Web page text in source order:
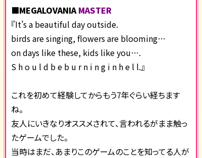
■MEGALOVANIAMASTER
『It’s a beautiful day outside.
birds are singing, flowers are blooming…
on days like these, kids like you….
S h o u l d b e b u r n i n g i n h e l l.』
これを初めて経験してからもう7年ぐらい経ちます
ね。
友人にいきなりオススメされて、言われるがまま触っ
たゲームでした。
当時はまだ、あまりこのゲームのことを知ってる人が